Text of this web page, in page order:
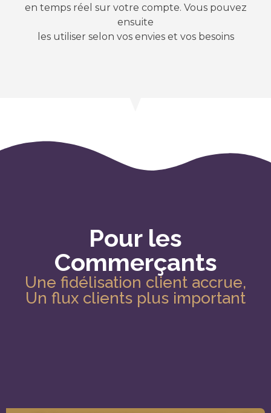
en temps réel sur votre compte. Vous pouvez
ensuite
les utiliser selon vos envies et vos besoins
Pour les
Commerçants
Une fidélisation client accrue,
Un flux clients plus important